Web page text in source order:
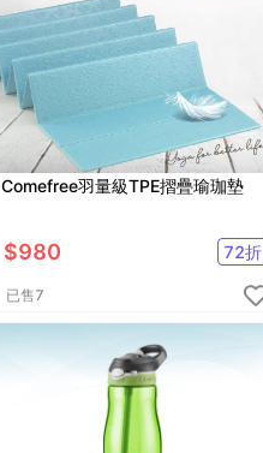
Comefree羽量級TPE摺疊瑜珈墊
$980 72折
已售7